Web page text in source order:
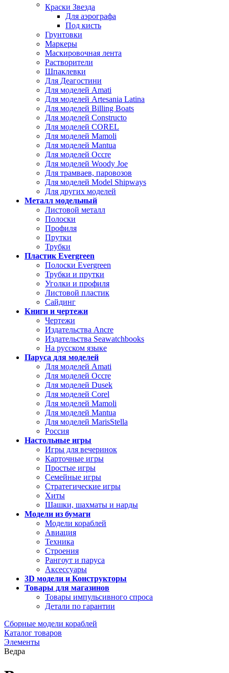
Краски Звезда
Для аэрографа
Под кисть
Грунтовки
Маркеры
Маскировочная лента
Растворители
Шпаклевки
Для Деагостини
Для моделей Amati
Для моделей Artesania Latina
Для моделей Billing Boats
Для моделей Constructo
Для моделей COREL
Для моделей Mamoli
Для моделей Mantua
Для моделей Occre
Для моделей Woody Joe
Для трамваев, паровозов
Для моделей Model Shipways
Для других моделей
Металл модельный
Листовой металл
Полоски
Профиля
Прутки
Трубки
Пластик Evergreen
Полоски Evergreen
Трубки и прутки
Уголки и профиля
Листовой пластик
Сайдинг
Книги и чертежи
Чертежи
Издательства Ancre
Издательства Seawatchbooks
На русском языке
Паруса для моделей
Для моделей Amati
Для моделей Occre
Для моделей Dusek
Для моделей Corel
Для моделей Mamoli
Для моделей Mantua
Для моделей MarisStella
Россия
Настольные игры
Игры для вечеринок
Карточные игры
Простые игры
Семейные игры
Стратегические игры
Хиты
Шашки, шахматы и нарды
Модели из бумаги
Модели кораблей
Авиация
Техника
Строения
Рангоут и паруса
Аксессуары
3D модели и Конструкторы
Товары для магазинов
Товары импульсивного спроса
Детали по гарантии
Сборные модели кораблей
Каталог товаров
Элементы
Ведра